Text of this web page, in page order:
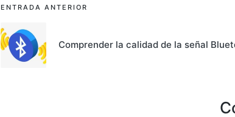
Navegación
de
entradas
ENTRADA ANTERIOR
Comprender la calidad de la señal